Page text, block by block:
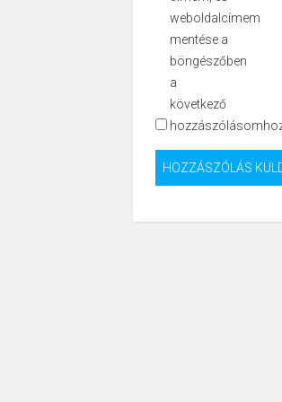
weboldalcímem
mentése a
böngészőben
a
következő